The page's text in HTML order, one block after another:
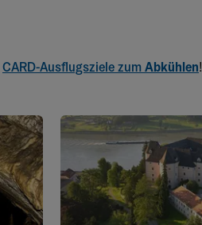
CARD-Ausflugsziele zum Abkühlen